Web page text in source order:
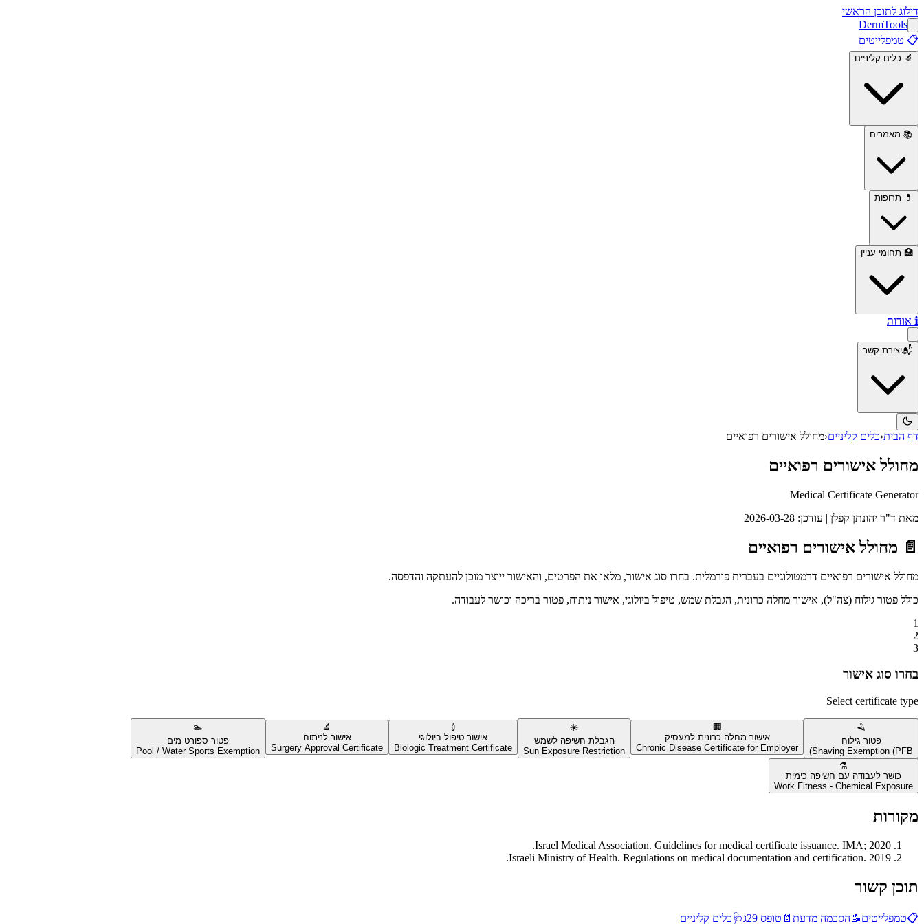
דילוג לתוכן הראשי
DermTools
📋 טמפלייטים
🔬 כלים קליניים
📚 מאמרים
💊 תרופות
🏥 תחומי עניין
ℹ️ אודות
📬יצירת קשר
דף הבית‹כלים קליניים‹מחולל אישורים רפואיים
מחולל אישורים רפואיים
Medical Certificate Generator
מאת ד"ר יהונתן קפלן | עודכן: 2026-03-28
📄 מחולל אישורים רפואיים
מחולל אישורים רפואיים דרמטולוגיים בעברית פורמלית. בחרו סוג אישור, מלאו את הפרטים, והאישור ייוצר מוכן להעתקה והדפסה.
כולל פטור גילוח (צה"ל), אישור מחלה כרונית, הגבלת שמש, טיפול ביולוגי, אישור ניתוח, פטור בריכה וכושר לעבודה.
1
2
3
בחרו סוג אישור
Select certificate type
🪒
פטור גילוח
Shaving Exemption (PFB)
🏢
אישור מחלה כרונית למעסיק
Chronic Disease Certificate for Employer
☀️
הגבלת חשיפה לשמש
Sun Exposure Restriction
💉
אישור טיפול ביולוגי
Biologic Treatment Certificate
🔬
אישור לניתוח
Surgery Approval Certificate
🏊
פטור ספורט מים
Pool / Water Sports Exemption
⚗️
כושר לעבודה עם חשיפה כימית
Work Fitness - Chemical Exposure
מקורות
Israel Medical Association. Guidelines for medical certificate issuance. IMA; 2020.
Israeli Ministry of Health. Regulations on medical documentation and certification. 2019.
תוכן קשור
📋טמפלייטים📝 הסכמה מדעת 📄 טופס 29ג 🩺כלים קליניים